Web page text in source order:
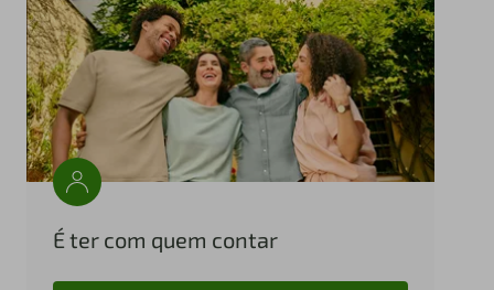
É ter com quem contar